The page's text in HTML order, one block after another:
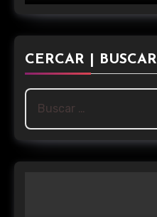
CERCAR | BUSCAR
Buscar: